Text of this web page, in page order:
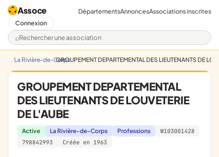
Assoce
Rechercher une association
DépartementsAnnoncesAssociations inscrites
Connexion
La Rivière-de-CorpsGROUPEMENT DEPARTEMENTAL DES LIEUTENANTS DE
GROUPEMENT DEPARTEMENTAL
DES LIEUTENANTS DE LOUVETERIE
DE L'AUBE
Active La Rivière-de-Corps Professions
W103001428
798842993
Créée en 1963